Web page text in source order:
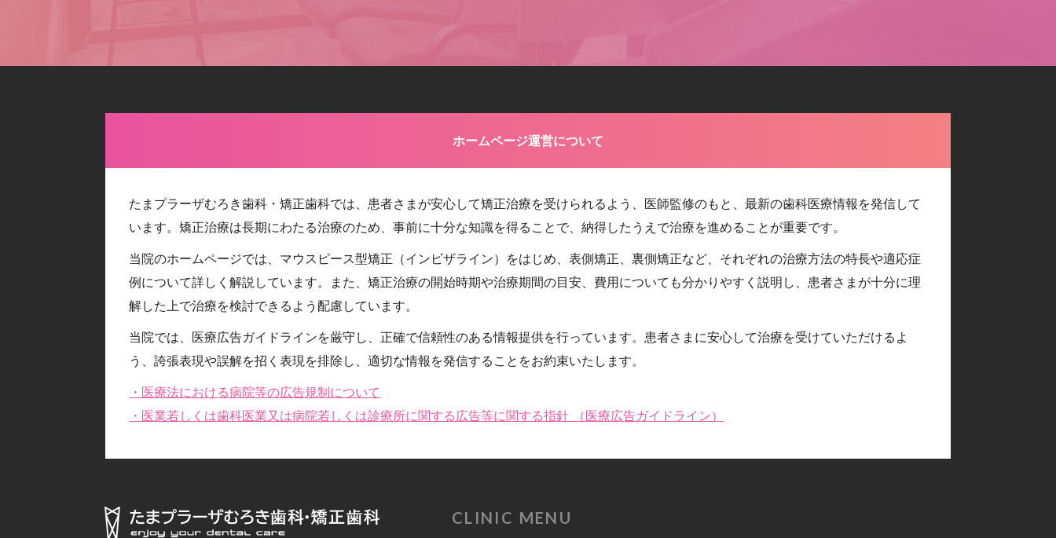
ホームページ運営について
たまプラーザむろき歯科・矯正歯科では、患者さまが安心して矯正治療を受けられるよう、医師監修のもと、最新の歯科医療情報を発信して
います。矯正治療は長期にわたる治療のため、事前に十分な知識を得ることで、納得したうえで治療を進めることが重要です。
当院のホームページでは、マウスピース型矯正（インビザライン）をはじめ、表側矯正、裏側矯正など、それぞれの治療方法の特長や適応症
例について詳しく解説しています。また、矯正治療の開始時期や治療期間の目安、費用についても分かりやすく説明し、患者さまが十分に理
解した上で治療を検討できるよう配慮しています。
当院では、医療広告ガイドラインを厳守し、正確で信頼性のある情報提供を行っています。患者さまに安心して治療を受けていただけるよ
う、誇張表現や誤解を招く表現を排除し、適切な情報を発信することをお約束いたします。
・医療法における病院等の広告規制について
・医業若しくは歯科医業又は病院若しくは診療所に関する広告等に関する指針 （医療広告ガイドライン）
CLINIC MENU